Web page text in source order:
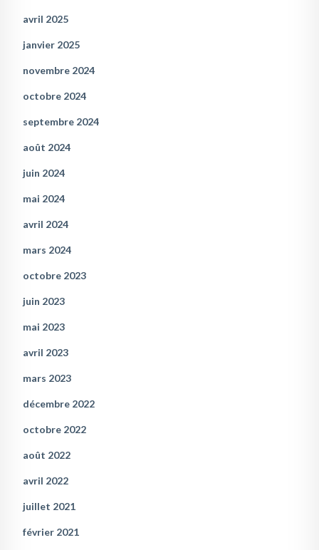
avril 2025
janvier 2025
novembre 2024
octobre 2024
septembre 2024
août 2024
juin 2024
mai 2024
avril 2024
mars 2024
octobre 2023
juin 2023
mai 2023
avril 2023
mars 2023
décembre 2022
octobre 2022
août 2022
avril 2022
juillet 2021
février 2021